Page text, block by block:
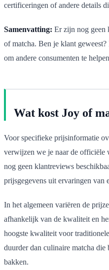
certificeringen of andere details
Samenvatting: Er zijn nog geen
of matcha. Ben je klant
om andere consumenten te
Wat kost Joy of
Voor specifieke prijsinformatie
verwijzen we je naar de officiële
nog geen klantreviews
prijsgegevens uit ervaringen van
In het algemeen variëren de
afhankelijk van de kwaliteit en
hoogste kwaliteit voor
duurder dan culinaire matcha die
bakken.